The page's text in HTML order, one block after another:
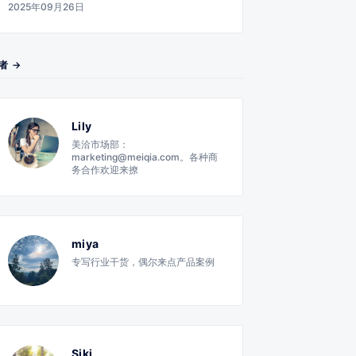
2025年09月26日
→
Lily
美洽市场部：
marketing@meiqia.com。各种商
务合作欢迎来撩
miya
专写行业干货，偶尔来点产品案例